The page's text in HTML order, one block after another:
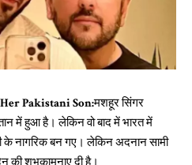
Pakistani Son:मशहूर सिंगर
में हुआ है। लेकिन वो बाद में भारत में
नागरिक बन गए। लेकिन अदनान सामी